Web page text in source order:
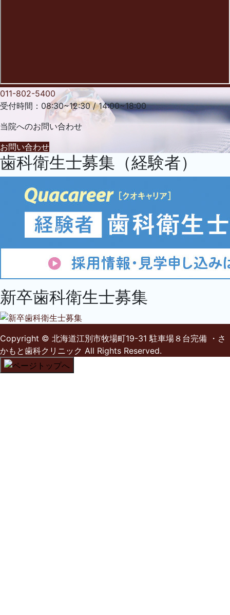
011-802-5400
受付時間：08:30~12:30 / 14:00~18:00
当院へのお問い合わせ
お問い合わせ
歯科衛生士募集（経験者）
新卒歯科衛生士募集
Copyright © 北海道江別市牧場町19-31 駐車場８台完備 ・さ
かもと歯科クリニック All Rights Reserved.